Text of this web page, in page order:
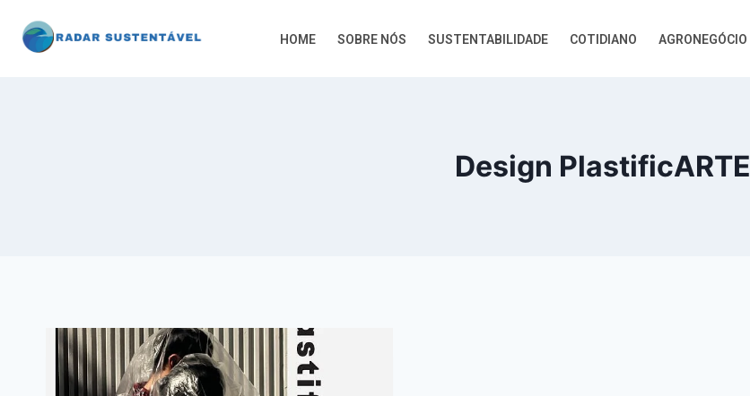
HOME SOBRE NÓS SUSTENTABILIDADE COTIDIANO AGRONEGÓCIO
Design PlastificARTE